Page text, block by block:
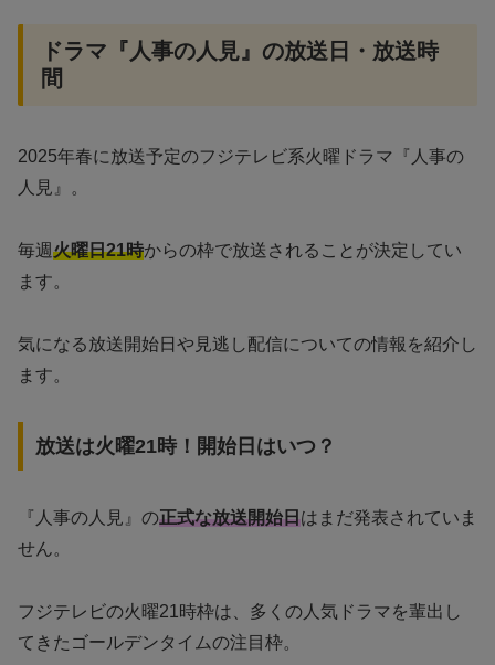
ドラマ『人事の人見』の放送日・放送時
間
2025年春に放送予定のフジテレビ系火曜ドラマ『人事の
人見』。
毎週 火曜日21時からの枠で放送されることが決定してい
ます。
気になる放送開始日や見逃し配信についての情報を紹介し
ます。
放送は火曜21時！開始日はいつ？
『人事の人見』の正式な放送開始日はまだ発表されていま
せん。
フジテレビの火曜21時枠は、多くの人気ドラマを輩出し
てきたゴールデンタイムの注目枠。